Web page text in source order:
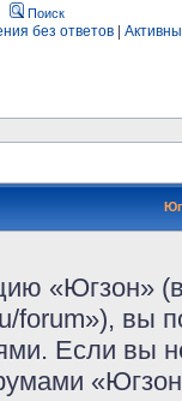
Поиск
без ответов
«Югзон»
forum»), вы
Если вы